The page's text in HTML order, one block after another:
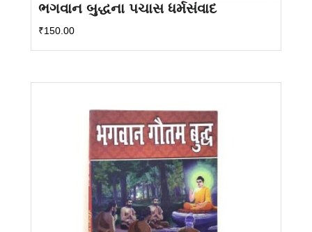
ભગવાન બુદ્ધના પચાસ ધર્મસંવાદ
₹150.00